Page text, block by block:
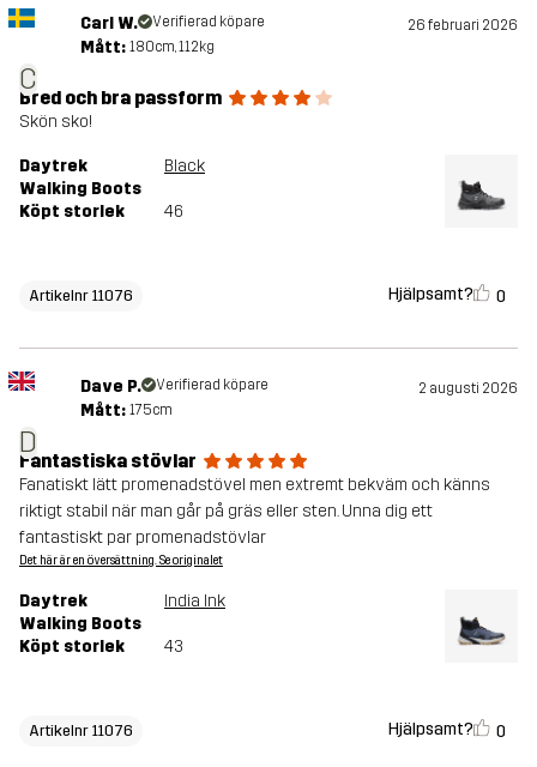
C
Carl W. Verifierad köpare 26 februari 2026
Mått: 180cm, 112kg
Bred och bra passform
Skön sko!
Daytrek
Walking Boots
Black
Köpt storlek 46
Artikelnr 11076 Hjälpsamt? 0
D
Dave P. Verifierad köpare 2 augusti 2026
Mått: 175cm
Fantastiska stövlar
Fanatiskt lätt promenadstövel men extremt bekväm och känns
riktigt stabil när man går på gräs eller sten. Unna dig ett
fantastiskt par promenadstövlar
Det här är en översättning. Se originalet
Daytrek
Walking Boots
India Ink
Köpt storlek 43
Artikelnr 11076 Hjälpsamt? 0